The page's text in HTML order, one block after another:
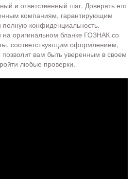
и ответственный шаг. Доверять его
компаниям, гарантирующим
полную конфиденциальность.
на оригинальном бланке ГОЗНАК со
соответствующим оформлением,
вам быть уверенным в своем
любые проверки.